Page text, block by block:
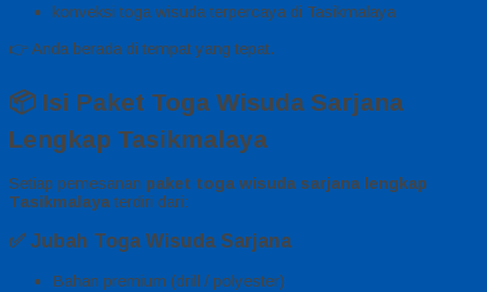
konveksi toga wisuda terpercaya di Tasikmalaya
👉 Anda berada di tempat yang tepat.
📦 Isi Paket Toga Wisuda Sarjana
Lengkap Tasikmalaya
Setiap pemesanan paket toga wisuda sarjana lengkap
Tasikmalaya terdiri dari:
✅ Jubah Toga Wisuda Sarjana
Bahan premium (drill / polyester)